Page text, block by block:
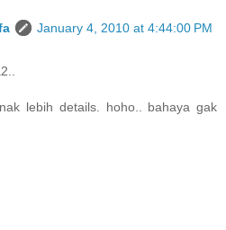
January 4, 2010 at 4:44:00 PM
lebih details. hoho.. bahaya gak